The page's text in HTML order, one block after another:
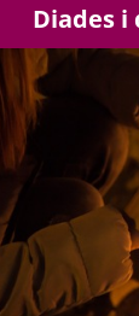
Diades i